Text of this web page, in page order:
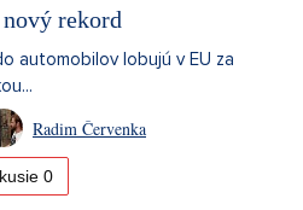
rekord
automobilov lobujú v EU za
Radim Červenka
0